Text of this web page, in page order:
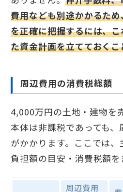
費用なども別途かかるた
を正確に把握するには、
た資金計画を立てておく
周辺費用の消費税総額
4,000万円の土地・建物を
本体は非課税であっても
がかかります。ここでは
負担額の目安・消費税額を
周辺費用